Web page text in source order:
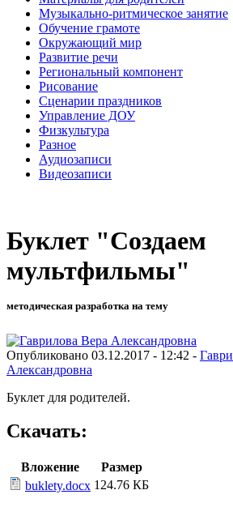
Музыкально-ритмическое занятие
Обучение грамоте
Окружающий мир
Развитие речи
Региональный компонент
Рисование
Сценарии праздников
Управление ДОУ
Физкультура
Разное
Аудиозаписи
Видеозаписи
Буклет "Создаем
мультфильмы"
методическая разработка на тему
Опубликовано 03.12.2017 - 12:42 -
Александровна
Буклет для родителей.
Скачать:
Вложение
Размер
buklety.docx 124.76 КБ